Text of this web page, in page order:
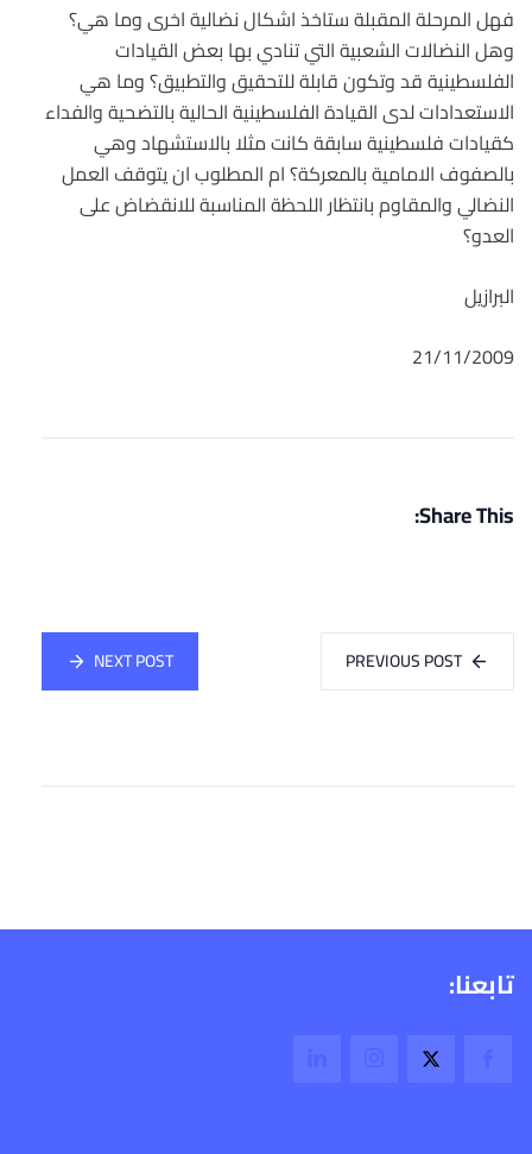
فهل المرحلة المقبلة ستاخذ اشكال نضالية اخرى وما هي؟
وهل النضالات الشعبية التي تنادي بها بعض القيادات
الفلسطينية قد وتكون قابلة للتحقيق والتطبيق؟ وما هي
الاستعدادات لدى القيادة الفلسطينية الحالية بالتضحية والفداء
كقيادات فلسطينية سابقة كانت مثلا بالاستشهاد وهي
بالصفوف الامامية بالمعركة؟ ام المطلوب ان يتوقف العمل
النضالي والمقاوم بانتظار اللحظة المناسبة للانقضاض على
العدو؟
البرازيل
21/11/2009
Share This:
PREVIOUS POST
NEXT POST
تابعنا: